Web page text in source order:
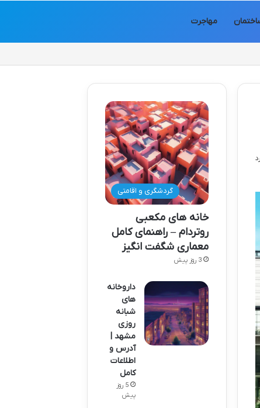
مهاجرت
گردشگری و اقامتی
خانه های مکعبی
روتردام – راهنمای کامل
معماری شگفت انگیز
3 روز پیش
داروخانه
های
شبانه
روزی
مشهد |
آدرس و
اطلاعات
کامل
5 روز
پیش